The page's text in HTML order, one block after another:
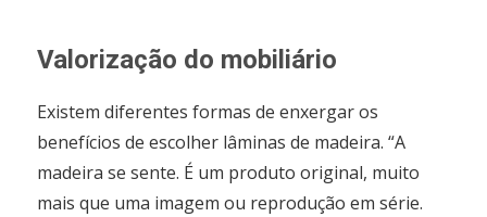
Valorização do mobiliário
Existem diferentes formas de enxergar os
benefícios de escolher lâminas de madeira. “A
madeira se sente. É um produto original, muito
mais que uma imagem ou reprodução em série.